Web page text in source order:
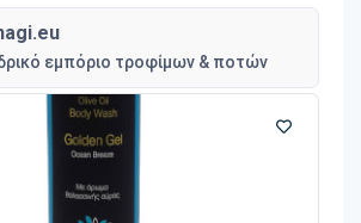
εμπόριο τροφίμων & ποτών